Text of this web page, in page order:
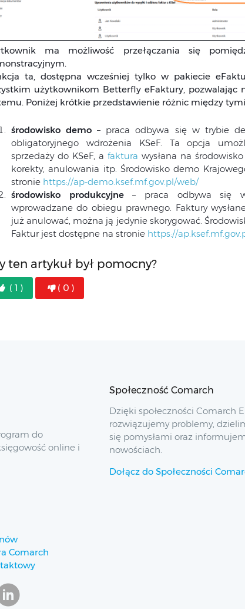
ma możliwość przełączania się
ta, dostępna wcześniej tylko w pakiecie
użytkownikom Betterfly eFaktury, pozwalając
Poniżej krótkie przedstawienie różnic między
środowisko demo– praca odbywa się w trybie
obligatoryjnego wdrożenia KSeF. Ta opcja
sprzedaży do KSeF, a faktura wysłana na
korekty, anulowania itp. Środowisko demo
stronie https://ap-demo.ksef.mf.gov.pl/web/
środowisko produkcyjne– praca odbywa się w
wprowadzane do obiegu prawnego. Faktury
już anulować, można ją jedynie skorygować.
Faktur jest dostępne na stronie https://
ten artykuł był pomocny?
( 1 ) ( 0 )
do
online i
Społeczność Comarch
Dzięki społeczności Comarch
rozwiązujemy problemy,
się pomysłami oraz
nowościach.
Dołącz do Społeczności
Comarch